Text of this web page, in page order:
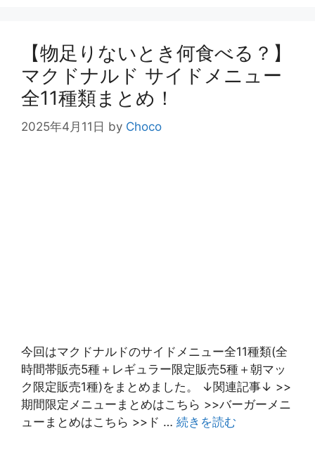
【物足りないとき何食べる？】
マクドナルド サイドメニュー
全11種類まとめ！
2025年4月11日 by Choco
今回はマクドナルドのサイドメニュー全11種類(全
時間帯販売5種＋レギュラー限定販売5種＋朝マッ
ク限定販売1種)をまとめました。 ↓関連記事↓ >>
期間限定メニューまとめはこちら >>バーガーメニ
ューまとめはこちら >>ド … 続きを読む